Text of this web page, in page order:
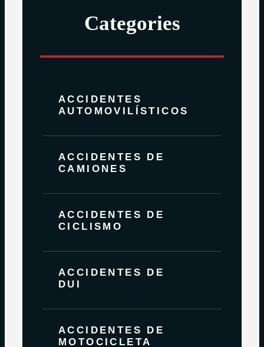
Categories
ACCIDENTES
AUTOMOVILÍSTICOS
ACCIDENTES DE
CAMIONES
ACCIDENTES DE
CICLISMO
ACCIDENTES DE
DUI
ACCIDENTES DE
MOTOCICLETA